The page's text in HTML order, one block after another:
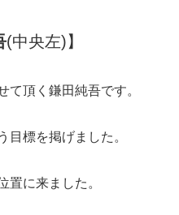
(中央左)】
て頂く鎌田純吾です。
目標を掲げました。
置に来ました。